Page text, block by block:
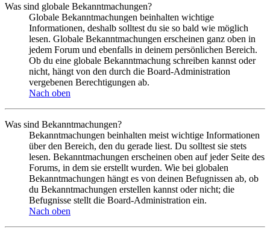
Was sind globale Bekanntmachungen?
Globale Bekanntmachungen beinhalten wichtige
Informationen, deshalb solltest du sie so bald wie möglich
lesen. Globale Bekanntmachungen erscheinen ganz oben in
jedem Forum und ebenfalls in deinem persönlichen Bereich.
Ob du eine globale Bekanntmachung schreiben kannst oder
nicht, hängt von den durch die Board-Administration
vergebenen Berechtigungen ab.
Nach oben
Was sind Bekanntmachungen?
Bekanntmachungen beinhalten meist wichtige Informationen
über den Bereich, den du gerade liest. Du solltest sie stets
lesen. Bekanntmachungen erscheinen oben auf jeder Seite des
Forums, in dem sie erstellt wurden. Wie bei globalen
Bekanntmachungen hängt es von deinen Befugnissen ab, ob
du Bekanntmachungen erstellen kannst oder nicht; die
Befugnisse stellt die Board-Administration ein.
Nach oben